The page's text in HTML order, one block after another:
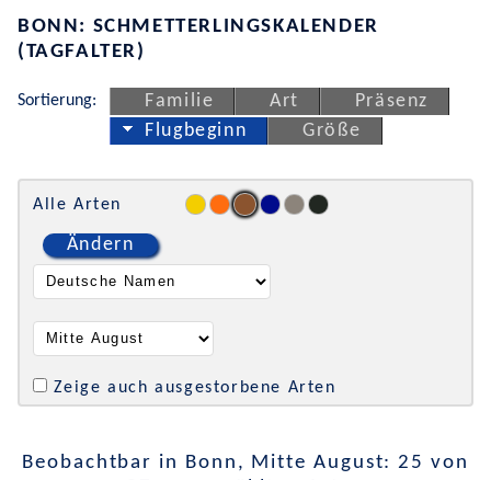
BONN: SCHMETTERLINGSKALENDER
(TAGFALTER)
Sortierung: Familie Art
Präsenz
Flugbeginn
Größe
Alle Arten
Ändern
Zeige auch ausgestorbene Arten
Beobachtbar in Bonn, Mitte August: 25 von